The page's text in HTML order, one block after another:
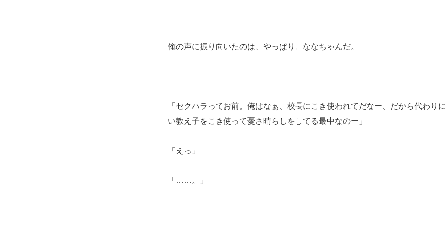
俺の声に振り向いたのは、やっぱり、ななちゃんだ。
「セクハラってお前。俺はなぁ、校長にこき使われてだなー、だから代わり
い教え子をこき使って憂さ晴らしをしてる最中なのー」
「えっ」